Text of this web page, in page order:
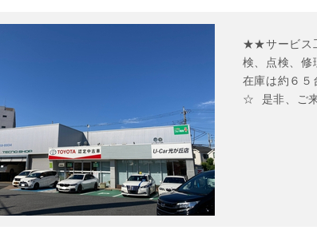
★★サービス
検、点検、修
在庫は約６５
☆  是非、ご